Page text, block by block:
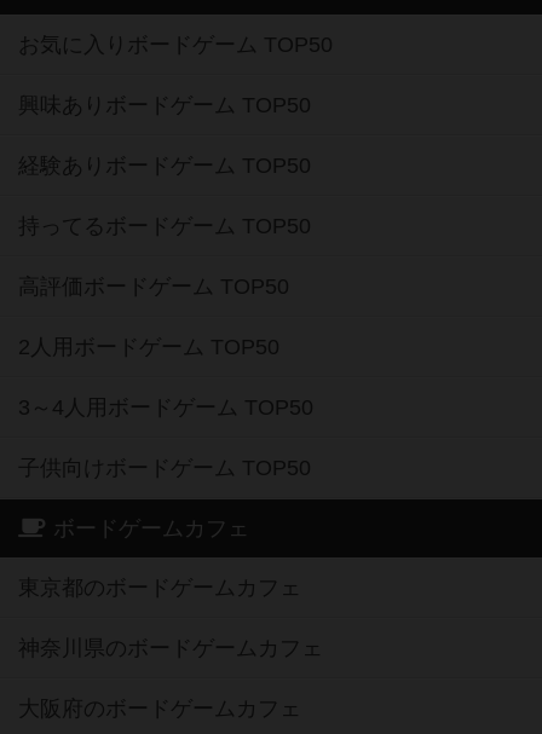
お気に入りボードゲーム TOP50
興味ありボードゲーム TOP50
経験ありボードゲーム TOP50
持ってるボードゲーム TOP50
高評価ボードゲーム TOP50
2人用ボードゲーム TOP50
3～4人用ボードゲーム TOP50
子供向けボードゲーム TOP50
ボードゲームカフェ
東京都のボードゲームカフェ
神奈川県のボードゲームカフェ
大阪府のボードゲームカフェ